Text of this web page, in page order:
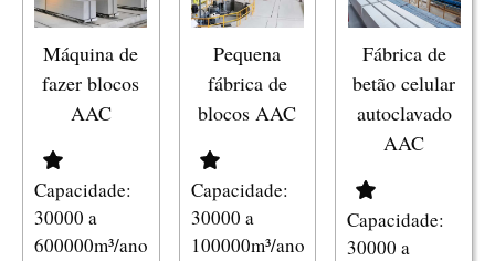
Máquina de
fazer blocos
AAC
Capacidade:
30000 a
600000m³/ano
Pequena
fábrica de
blocos AAC
Capacidade:
30000 a
100000m³/ano
Fábrica de
betão celular
autoclavado
AAC
Capacidade:
30000 a